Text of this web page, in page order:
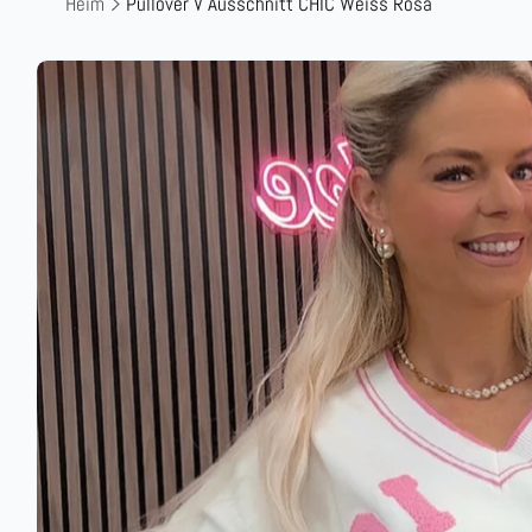
Produktinformationen
springen